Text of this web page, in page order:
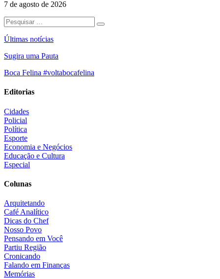
7 de agosto de 2026
Últimas notícias
Sugira uma Pauta
Boca Felina #voltabocafelina
Editorias
Cidades
Policial
Política
Esporte
Economia e Negócios
Educação e Cultura
Especial
Colunas
Arquitetando
Café Analítico
Dicas do Chef
Nosso Povo
Pensando em Você
Partiu Região
Cronicando
Falando em Finanças
Memórias